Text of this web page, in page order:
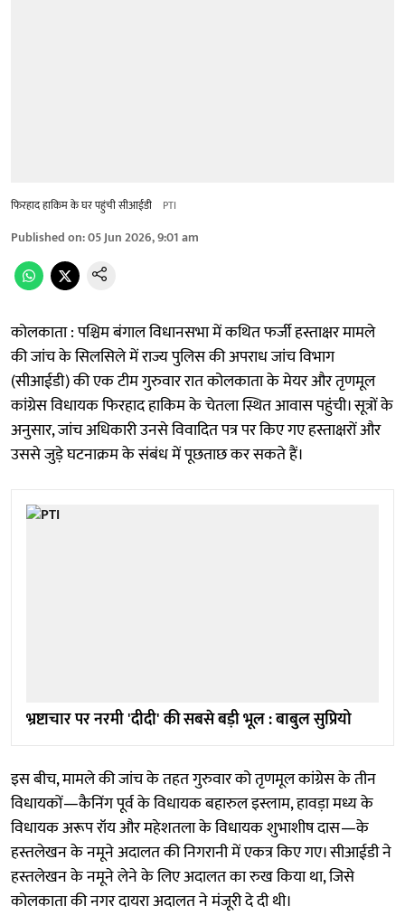
फिरहाद हाकिम के घर पहुंची सीआईडी PTI
Published on:05 Jun 2026, 9:01 am
कोलकाता : पश्चिम बंगाल विधानसभा में कथित फर्जी हस्ताक्षर मामले
की जांच के सिलसिले में राज्य पुलिस की अपराध जांच विभाग
(सीआईडी) की एक टीम गुरुवार रात कोलकाता के मेयर और तृणमूल
कांग्रेस विधायक फिरहाद हाकिम के चेतला स्थित आवास पहुंची। सूत्रों के
अनुसार, जांच अधिकारी उनसे विवादित पत्र पर किए गए हस्ताक्षरों और
उससे जुड़े घटनाक्रम के संबंध में पूछताछ कर सकते हैं।
भ्रष्टाचार पर नरमी 'दीदी' की सबसे बड़ी भूल : बाबुल सुप्रियो
इस बीच, मामले की जांच के तहत गुरुवार को तृणमूल कांग्रेस के तीन
विधायकों—कैनिंग पूर्व के विधायक बहारुल इस्लाम, हावड़ा मध्य के
विधायक अरूप रॉय और महेशतला के विधायक शुभाशीष दास—के
हस्तलेखन के नमूने अदालत की निगरानी में एकत्र किए गए। सीआईडी ने
हस्तलेखन के नमूने लेने के लिए अदालत का रुख किया था, जिसे
कोलकाता की नगर दायरा अदालत ने मंजूरी दे दी थी।